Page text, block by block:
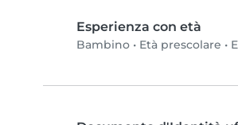
Esperienza con età
Bambino • Età prescolare •